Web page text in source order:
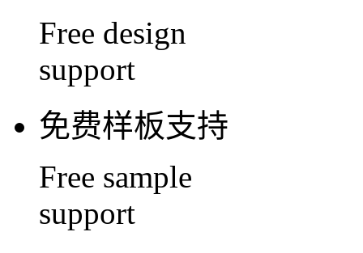
Free design
support
免费样板支持
Free sample
support